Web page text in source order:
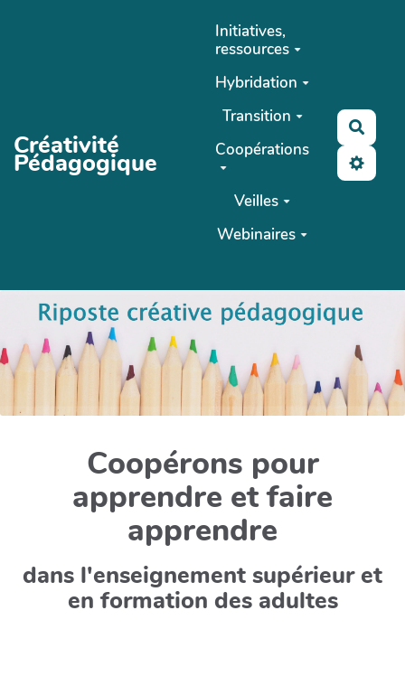
Créativité
Pédagogique
Initiatives,
ressources
Hybridation
Transition
Coopérations
Veilles
Webinaires
Coopérons pour
apprendre et faire
apprendre
dans l'enseignement supérieur et
en formation des adultes